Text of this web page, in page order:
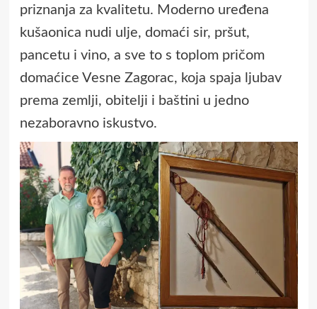
priznanja za kvalitetu. Moderno uređena
kušaonica nudi ulje, domaći sir, pršut,
pancetu i vino, a sve to s toplom pričom
domaćice Vesne Zagorac, koja spaja ljubav
prema zemlji, obitelji i baštini u jedno
nezaboravno iskustvo.